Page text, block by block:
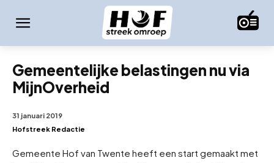
Gemeentelijke belastingen nu via
MijnOverheid
31 januari 2019
Hofstreek Redactie
Gemeente Hof van Twente heeft een start gemaakt met